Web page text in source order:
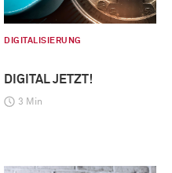
DIGITALISIERUNG
DIGITAL JETZT!
3 Min